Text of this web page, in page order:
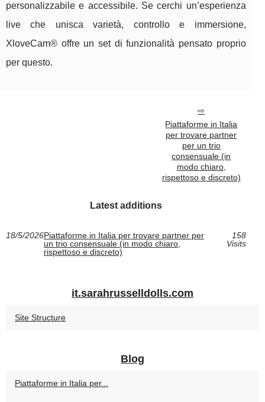
personalizzabile e accessibile. Se cerchi un’esperienza
live che unisca varietà, controllo e immersione,
XloveCam® offre un set di funzionalità pensato proprio
per questo.
Piattaforme in Italia
per trovare partner
per un trio
consensuale (in
modo chiaro,
rispettoso e discreto)
Latest additions
18/5/2026Piattaforme in Italia per trovare partner per
un trio consensuale (in modo chiaro,
rispettoso e discreto)
158
Visits
it.sarahrusselldolls.com
Site Structure
Blog
Piattaforme in Italia per...